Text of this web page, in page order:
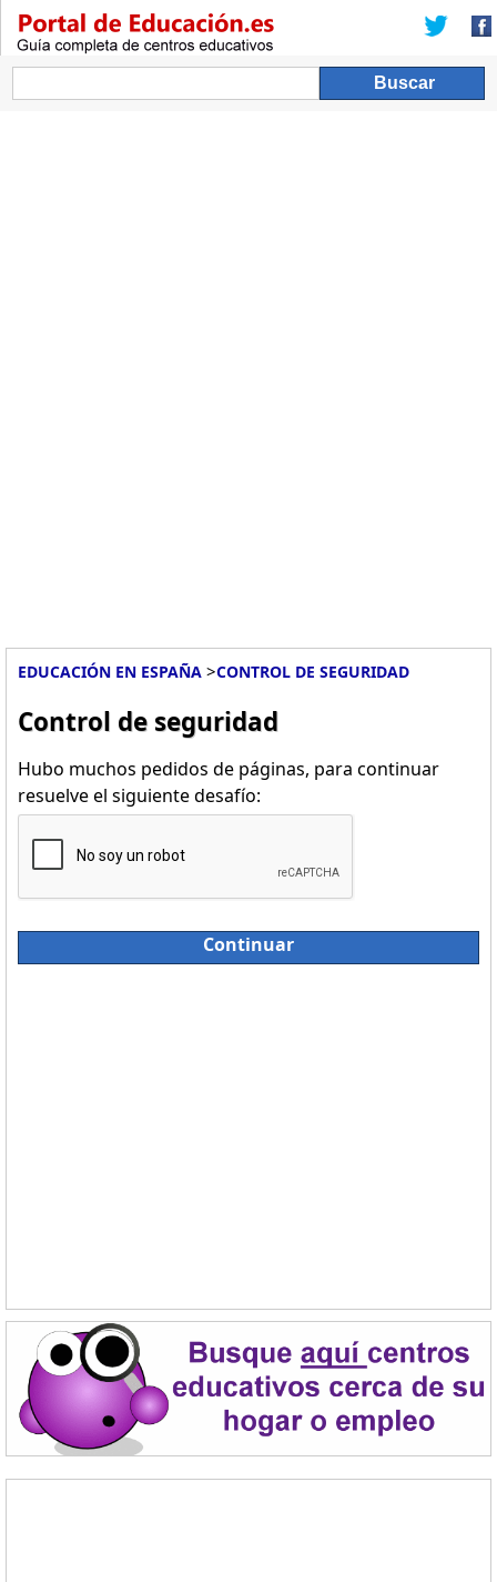
EDUCACIÓN EN ESPAÑA >CONTROL DE SEGURIDAD
Control de seguridad
Hubo muchos pedidos de páginas, para continuar
resuelve el siguiente desafío:
Continuar